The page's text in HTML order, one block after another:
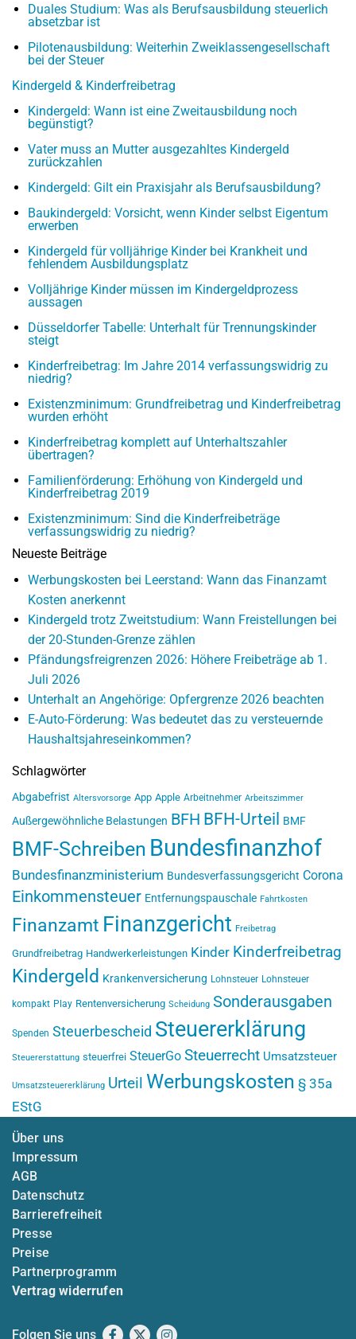
Duales Studium: Was als Berufsausbildung steuerlich
absetzbar ist
Pilotenausbildung: Weiterhin Zweiklassengesellschaft
bei der Steuer
Kindergeld & Kinderfreibetrag
Kindergeld: Wann ist eine Zweitausbildung noch
begünstigt?
Vater muss an Mutter ausgezahltes Kindergeld
zurückzahlen
Kindergeld: Gilt ein Praxisjahr als Berufsausbildung?
Baukindergeld: Vorsicht, wenn Kinder selbst Eigentum
erwerben
Kindergeld für volljährige Kinder bei Krankheit und
fehlendem Ausbildungsplatz
Volljährige Kinder müssen im Kindergeldprozess
aussagen
Düsseldorfer Tabelle: Unterhalt für Trennungskinder
steigt
Kinderfreibetrag: Im Jahre 2014 verfassungswidrig zu
niedrig?
Existenzminimum: Grundfreibetrag und Kinderfreibetrag
wurden erhöht
Kinderfreibetrag komplett auf Unterhaltszahler
übertragen?
Familienförderung: Erhöhung von Kindergeld und
Kinderfreibetrag 2019
Existenzminimum: Sind die Kinderfreibeträge
verfassungswidrig zu niedrig?
Neueste Beiträge
Werbungskosten bei Leerstand: Wann das Finanzamt
Kosten anerkennt
Kindergeld trotz Zweitstudium: Wann Freistellungen bei
der 20-Stunden-Grenze zählen
Pfändungsfreigrenzen 2026: Höhere Freibeträge ab 1.
Juli 2026
Unterhalt an Angehörige: Opfergrenze 2026 beachten
E-Auto-Förderung: Was bedeutet das zu versteuernde
Haushaltsjahreseinkommen?
Schlagwörter
Abgabefrist Altersvorsorge App Apple Arbeitnehmer Arbeitszimmer
Außergewöhnliche Belastungen BFH BFH-Urteil BMF
BMF-Schreiben Bundesfinanzhof
Bundesfinanzministerium Bundesverfassungsgericht Corona
Einkommensteuer Entfernungspauschale Fahrtkosten
Finanzamt Finanzgericht Freibetrag
Grundfreibetrag Handwerkerleistungen Kinder Kinderfreibetrag
Kindergeld Krankenversicherung Lohnsteuer Lohnsteuer
kompakt Play Rentenversicherung Scheidung Sonderausgaben
Spenden Steuerbescheid Steuererklärung
Steuererstattung steuerfrei SteuerGo Steuerrecht Umsatzsteuer
Umsatzsteuererklärung Urteil Werbungskosten § 35a
EStG
Über uns
Impressum
AGB
Datenschutz
Barrierefreiheit
Presse
Preise
Partnerprogramm
Vertrag widerrufen
Folgen Sie uns Facebook
X Instagram